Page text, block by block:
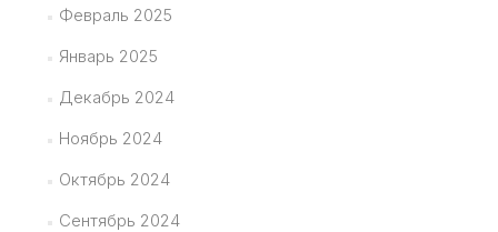
Февраль 2025
Январь 2025
Декабрь 2024
Ноябрь 2024
Октябрь 2024
Сентябрь 2024